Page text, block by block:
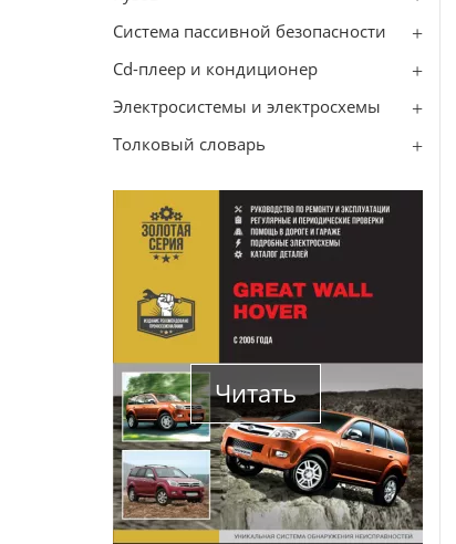
Система пассивной безопасности
Cd-плеер и кондиционер
Электросистемы и электросхемы
Толковый словарь
Читать